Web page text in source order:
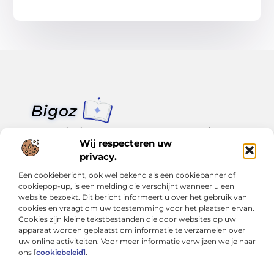
Wij respecteren uw
privacy.
Een cookiebericht, ook wel bekend als een cookiebanner of
cookiepop-up, is een melding die verschijnt wanneer u een
website bezoekt. Dit bericht informeert u over het gebruik van
cookies en vraagt om uw toestemming voor het plaatsen ervan.
Cookies zijn kleine tekstbestanden die door websites op uw
apparaat worden geplaatst om informatie te verzamelen over
uw online activiteiten. Voor meer informatie verwijzen we je naar
ons [cookiebeleid].
Van klein nieuws tot grote trends – alles op Bigoz.nl.
Lees inspirerende blogs en artikelen over het dagelijks leven,
actualiteit en meer.
Bericht categorie
Onze informatie